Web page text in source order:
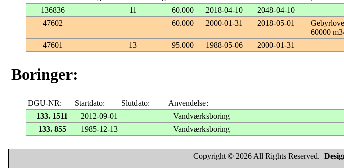
136836
11 60.000 2018-04-10
2048-04-10
47602
60.000 2000-01-31 2018-05-01
60000
47601
13 95.000 1988-05-06 2000-01-31
Boringer:
DGU-NR: Startdato: Slutdato:
Anvendelse:
133. 1511
2012-09-01
Vandværksboring
133. 855
1985-12-13 Vandværksboring
Copyright © 2026 All Rights Reserved.